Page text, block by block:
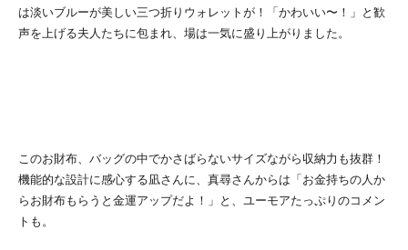
は淡いブルーが美しい三つ折りウォレットが！「かわいい〜！」と歓
声を上げる夫人たちに包まれ、場は一気に盛り上がりました。
このお財布、バッグの中でかさばらないサイズながら収納力も抜群！
機能的な設計に感心する凪さんに、真尋さんからは「お金持ちの人か
らお財布もらうと金運アップだよ！」と、ユーモアたっぷりのコメン
トも。